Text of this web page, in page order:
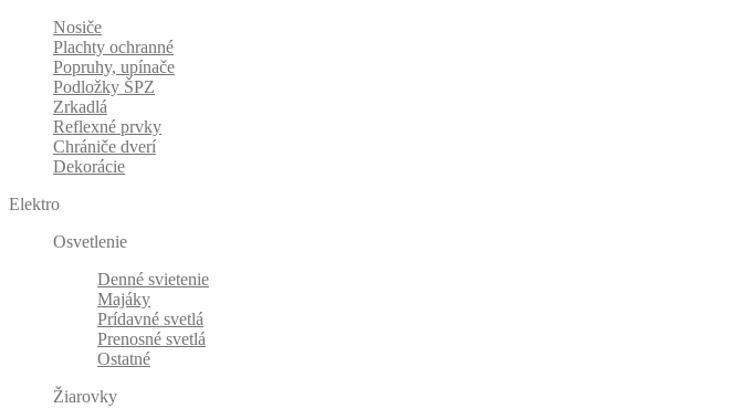
Nosiče
Plachty ochranné
Popruhy, upínače
Podložky ŠPZ
Zrkadlá
Reflexné prvky
Chrániče dverí
Dekorácie
Elektro
Osvetlenie
Denné svietenie
Majáky
Prídavné svetlá
Prenosné svetlá
Ostatné
Žiarovky